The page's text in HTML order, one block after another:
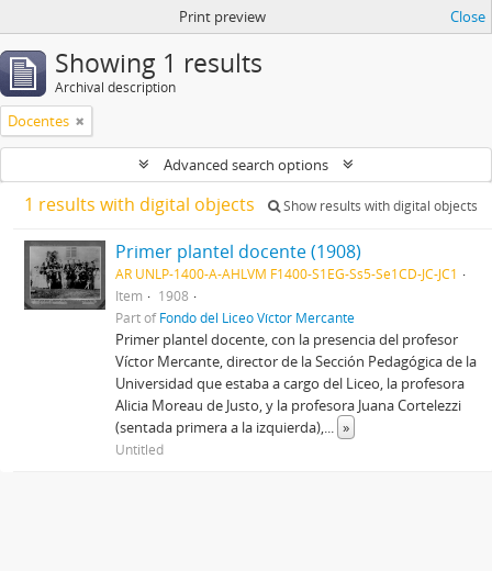
Print preview Close
Showing 1 results
Archival description
Docentes
Advanced search options
1 results with digital objects Show results with digital objects
Primer plantel docente (1908)
AR UNLP-1400-A-AHLVM F1400-S1EG-Ss5-Se1CD-JC-JC1
Item
1908
Part ofFondo del Liceo Víctor Mercante
Primer plantel docente, con la presencia del profesor
Víctor Mercante, director de la Sección Pedagógica de la
Universidad que estaba a cargo del Liceo, la profesora
Alicia Moreau de Justo, y la profesora Juana Cortelezzi
(sentada primera a la izquierda),... »
Untitled